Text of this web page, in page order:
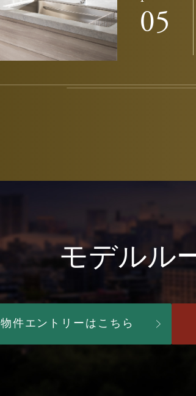
05
モデルル
物件エントリーはこちら